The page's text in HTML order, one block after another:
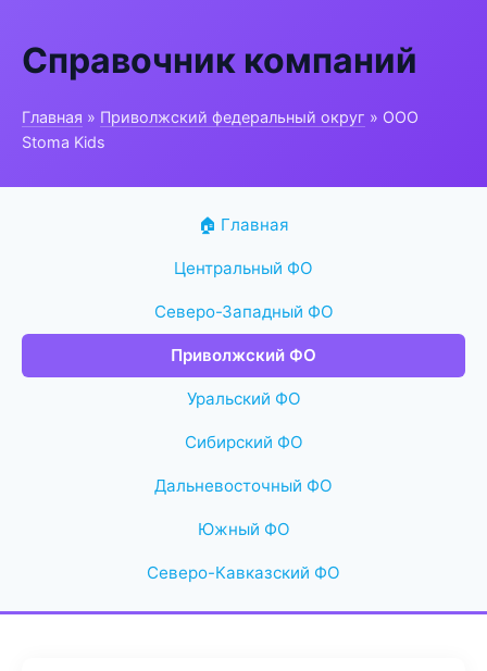
Справочник компаний
Главная » Приволжский федеральный округ » ООО
Stoma Kids
🏠 Главная
Центральный ФО
Северо-Западный ФО
Приволжский ФО
Уральский ФО
Сибирский ФО
Дальневосточный ФО
Южный ФО
Северо-Кавказский ФО